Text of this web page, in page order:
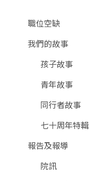
職位空缺
我們的故事
孩子故事
青年故事
同行者故事
七十周年特輯
報告及報導
院訊